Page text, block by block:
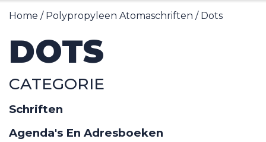
Home / Polypropyleen Atomaschriften / Dots
DOTS
CATEGORIE
Schriften
Agenda's En Adresboeken